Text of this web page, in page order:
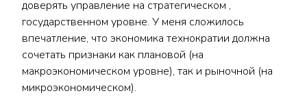
доверять управление на стратегическом ,
государственном уровне. У меня сложилось
впечатление, что экономика технократии должна
сочетать признаки как плановой (на
макроэкономическом уровне), так и рыночной (на
микроэкономическом).